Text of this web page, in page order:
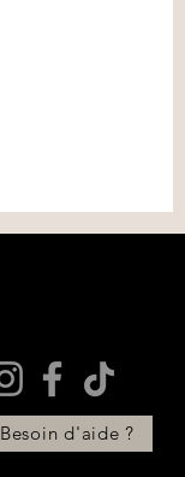
Besoin d'aide ?